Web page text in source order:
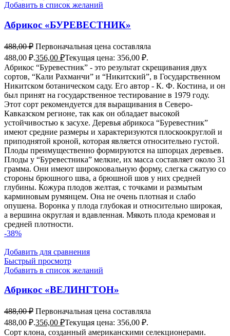
Добавить в список желаний
Абрикос «БУРЕВЕСТНИК»
488,00₽ Первоначальная цена составляла
488,00 ₽.356,00 ₽Текущая цена: 356,00 ₽.
Абрикос “Буревестник” - это результат скрещивания двух
сортов, “Кали Рахманчи” и “Никитский”, в Государственном
Никитском ботаническом саду. Его автор - К. Ф. Костина, и он
был принят на государственное тестирование в 1979 году.
Этот сорт рекомендуется для выращивания в Северо-
Кавказском регионе, так как он обладает высокой
устойчивостью к засухе. Деревья абрикоса “Буревестник”
имеют средние размеры и характеризуются плоскоокруглой и
приподнятой кроной, которая является относительно густой.
Плоды преимущественно формируются на шпорцах деревьев.
Плоды у “Буревестника” мелкие, их масса составляет около 31
грамма. Они имеют широкоовальную форму, слегка сжатую со
стороны брюшного шва, а брюшной шов у них средней
глубины. Кожура плодов желтая, с точками и размытым
карминовым румянцем. Она не очень плотная и слабо
опушена. Воронка у плода глубокая и относительно широкая,
а вершина округлая и вдавленная. Мякоть плода кремовая и
средней плотности.
-38%
Добавить для сравнения
Быстрый просмотр
Добавить в список желаний
Абрикос «ВЕЛИНГТОН»
488,00₽ Первоначальная цена составляла
488,00 ₽.356,00 ₽Текущая цена: 356,00 ₽.
Сорт клона, созданный американскими селекционерами.